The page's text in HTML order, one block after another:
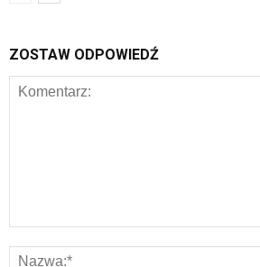
ZOSTAW ODPOWIEDŹ